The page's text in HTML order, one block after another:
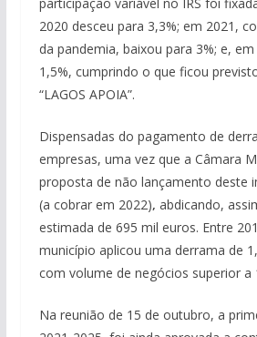
2020 desceu para 3,3%; em 2021,
da pandemia, baixou para 3%; e,
1,5%, cumprindo o que ficou
“LAGOS APOIA”.
Dispensadas do pagamento de
empresas, uma vez que a Câmara
proposta de não lançamento deste
(a cobrar em 2022), abdicando,
estimada de 695 mil euros. Entre
município aplicou uma derrama de
com volume de negócios superior a
Na reunião de 15 de outubro, a